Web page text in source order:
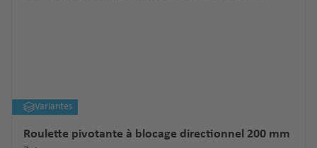
Variantes
Roulette pivotante à blocage directionnel 200 mm